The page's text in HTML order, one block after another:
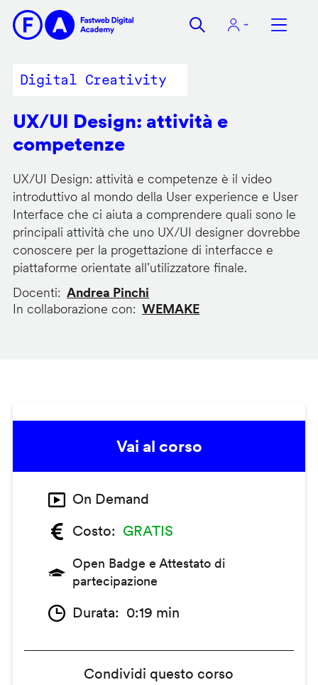
contenuto
Digital Creativity
UX/UI Design: attività e
competenze
UX/UI Design: attività e competenze è il video
introduttivo al mondo della User experience e User
Interface che ci aiuta a comprendere quali sono le
principali attività che uno UX/UI designer dovrebbe
conoscere per la progettazione di interfacce e
piattaforme orientate all’utilizzatore finale.
Docenti
Andrea Pinchi
In collaborazione con
WEMAKE
Vai al corso
On Demand
Costo
GRATIS
Open Badge e Attestato di
partecipazione
Durata 0:19 min
Condividi questo corso